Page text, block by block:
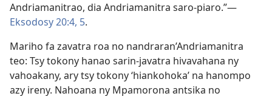
Andriamanitrao, dia Andriamanitra saro-piaro.”—
Eksodosy 20:4, 5.
Mariho fa zavatra roa no nandraran’Andriamanitra
teo: Tsy tokony hanao sarin-javatra hivavahana ny
vahoakany, ary tsy tokony ‘hiankohoka’ na hanompo
azy ireny. Nahoana ny Mpamorona antsika no